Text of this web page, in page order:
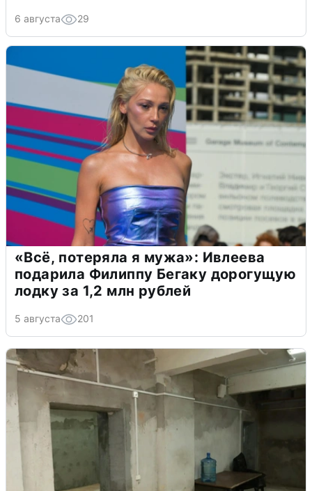
6 августа 29
«Всё, потеряла я мужа»: Ивлеева
подарила Филиппу Бегаку дорогущую
лодку за 1,2 млн рублей
5 августа 201